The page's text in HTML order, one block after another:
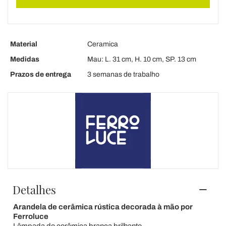
Material
Ceramica
Medidas
Mau: L. 31 cm, H. 10 cm, SP. 13 cm
Prazos de entrega
3 semanas de trabalho
Detalhes
Arandela de cerâmica rústica decorada à mão por
Ferroluce